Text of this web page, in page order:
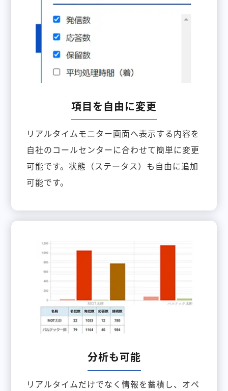
項目を自由に変更
リアルタイムモニター画面へ表示する内容を
自社のコールセンターに合わせて簡単に変更
可能です。状態（ステータス）も自由に追加
可能です。
分析も可能
リアルタイムだけでなく情報を蓄積し、オペ